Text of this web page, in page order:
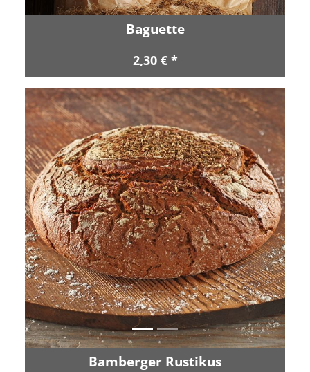
Baguette
2,30 € *
Zurück Vor
Bamberger Rustikus